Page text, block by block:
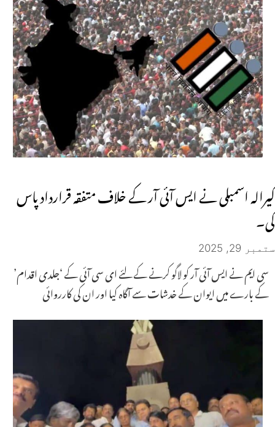
کیرالہ اسمبلی نے ایس آئی آر کے خلاف متفقہ قرارداد پاس
کی۔
ستمبر 29, 2025
سی ایم نے ایس آئی آر کو لاگو کرنے کے لئے ای سی آئی کے ‘جلدی اقدام’
کے بارے میں ایوان کے خدشات سے آگاہ کیا اور ان کی کارروائی